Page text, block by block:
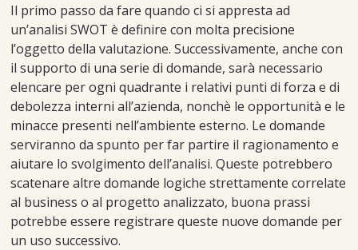
Il primo passo da fare quando ci si appresta ad
un’analisi SWOT è definire con molta precisione
l’oggetto della valutazione. Successivamente, anche con
il supporto di una serie di domande, sarà necessario
elencare per ogni quadrante i relativi punti di forza e di
debolezza interni all’azienda, nonchè le opportunità e le
minacce presenti nell’ambiente esterno. Le domande
serviranno da spunto per far partire il ragionamento e
aiutare lo svolgimento dell’analisi. Queste potrebbero
scatenare altre domande logiche strettamente correlate
al business o al progetto analizzato, buona prassi
potrebbe essere registrare queste nuove domande per
un uso successivo.